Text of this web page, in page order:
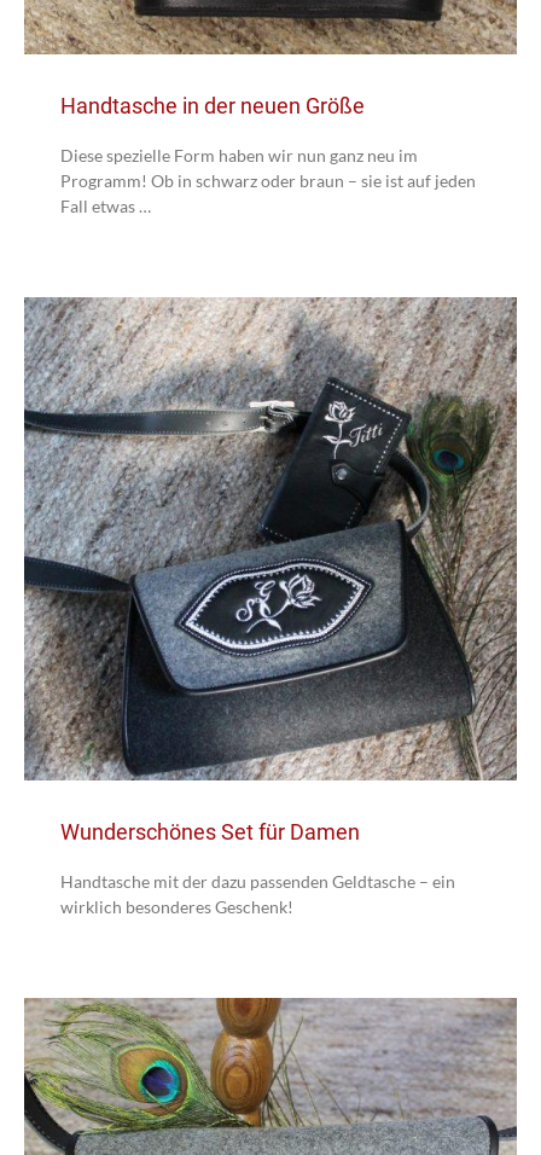
Handtasche in der neuen Größe
Diese spezielle Form haben wir nun ganz neu im
Programm! Ob in schwarz oder braun – sie ist auf jeden
Fall etwas …
Wunderschönes Set für Damen
Handtasche mit der dazu passenden Geldtasche – ein
wirklich besonderes Geschenk!